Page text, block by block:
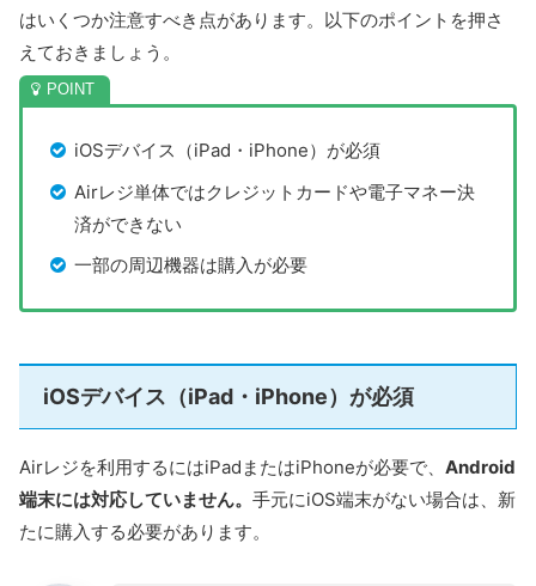
はいくつか注意すべき点があります。以下のポイントを押さ
えておきましょう。
iOSデバイス（iPad・iPhone）が必須
Airレジ単体ではクレジットカードや電子マネー決
済ができない
一部の周辺機器は購入が必要
iOSデバイス（iPad・iPhone）が必須
Airレジを利用するにはiPadまたはiPhoneが必要で、 Android
端末には対応していません。 手元にiOS端末がない場合は、新
たに購入する必要があります。